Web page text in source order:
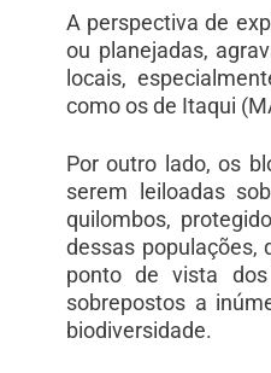
A perspectiva de
ou planejadas,
locais,
como os de Itaqui
Por outro lado, os
serem leiloadas
quilombos,
dessas populações,
ponto de vista dos
sobrepostos a
biodiversidade.